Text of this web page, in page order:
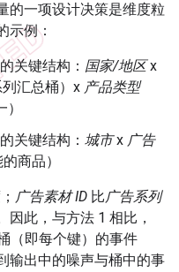
的一项设计决策是维度粒
示例：
关键结构： 国家/地区x
汇总桶）x 产品类型
关键结构： 城市x 广告
商品）
广告素材 ID 比广告系列
因此，与方法 1 相比，
（即每个键）的事件
输出中的噪声与桶中的事